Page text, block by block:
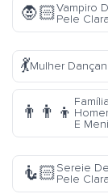
🧛🏻Vampiro
Pele Clara
💃Mulher
👨‍👨‍👦
E
🧜🏻Sereie
Pele Clara